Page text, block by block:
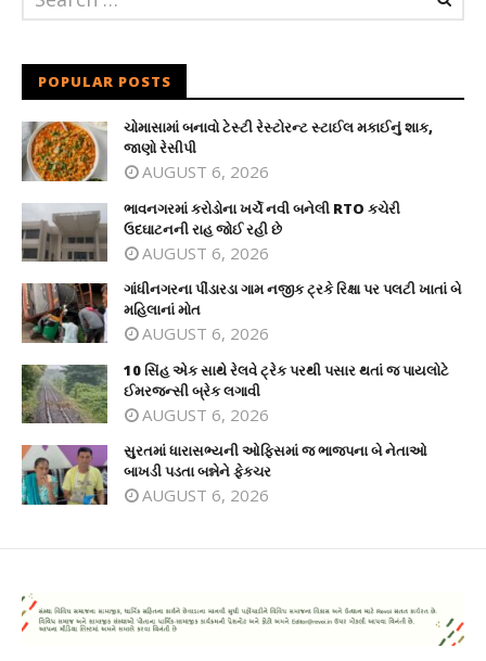
POPULAR POSTS
ચોમાસામાં બનાવો ટેસ્ટી રેસ્ટોરન્ટ સ્ટાઈલ મકાઈનું શાક,
જાણો રેસીપી
AUGUST 6, 2026
ભાવનગરમાં કરોડોના ખર્ચે નવી બનેલી RTO કચેરી
ઉદઘાટનની રાહ જોઈ રહી છે
AUGUST 6, 2026
ગાંધીનગરના પીંડારડા ગામ નજીક ટ્રકે રિક્ષા પર પલટી ખાતાં બે
મહિલાનાં મોત
AUGUST 6, 2026
10 સિંહ એક સાથે રેલવે ટ્રેક પરથી પસાર થતાં જ પાયલોટે
ઈમરજન્સી બ્રેક લગાવી
AUGUST 6, 2026
સુરતમાં ધારાસભ્યની ઓફિસમાં જ ભાજપના બે નેતાઓ
બાખડી પડતા બન્નેને ફેકચર
AUGUST 6, 2026